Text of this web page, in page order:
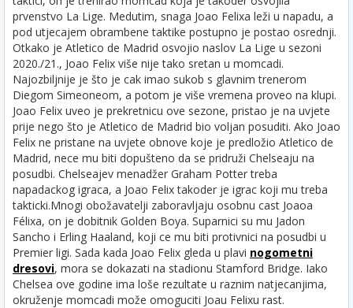
prvenstvo La Lige. Medutim, snaga Joao Felixa leži u napadu, a
pod utjecajem obrambene taktike postupno je postao osrednji.
Otkako je Atletico de Madrid osvojio naslov La Lige u sezoni
2020./21., Joao Felix više nije tako sretan u momcadi.
Najozbiljnije je što je cak imao sukob s glavnim trenerom
Diegom Simeoneom, a potom je više vremena proveo na klupi.
Joao Felix uveo je prekretnicu ove sezone, pristao je na uvjete
prije nego što je Atletico de Madrid bio voljan posuditi. Ako Joao
Felix ne pristane na uvjete obnove koje je predložio Atletico de
Madrid, nece mu biti dopušteno da se pridruži Chelseaju na
posudbi. Chelseajev menadžer Graham Potter treba
napadackog igraca, a Joao Felix takoder je igrac koji mu treba
takticki.Mnogi obožavatelji zaboravljaju osobnu cast Joaoa
Félixa, on je dobitnik Golden Boya. Suparnici su mu Jadon
Sancho i Erling Haaland, koji ce mu biti protivnici na posudbi u
Premier ligi. Sada kada Joao Felix gleda u plavi nogometni
dresovi, mora se dokazati na stadionu Stamford Bridge. Iako
Chelsea ove godine ima loše rezultate u raznim natjecanjima,
okruženje momcadi može omoguciti Joau Felixu rast.